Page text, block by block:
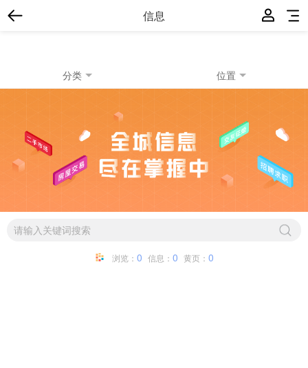
信息
分类 位置
浏览： 0 信息： 0 黄页： 0